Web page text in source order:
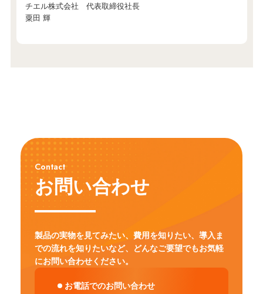
チエル株式会社 代表取締役社長
粟田 輝
Contact
お問い合わせ
製品の実物を見てみたい、費用を知りたい、導入ま
での流れを知りたいなど、
どんなご要望でもお気軽
にお問い合わせください。
お電話でのお問い合わせ